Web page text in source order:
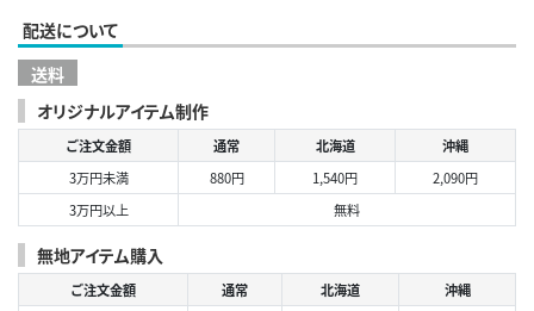
配送について
送料
オリジナルアイテム制作
ご注文金額 通常 北海道
沖縄
3万円未満
880円 1,540円
2,090円
3万円以上
無料
無地アイテム購入
ご注文金額 通常 北海道
沖縄